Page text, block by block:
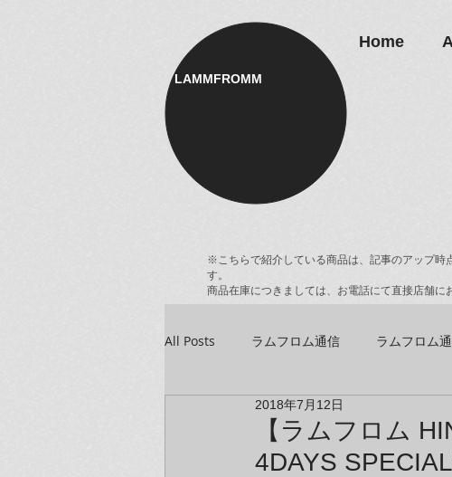
LAMMFROMM​
Home
※こちらで紹介している商品は、記事のアップ時
す。
商品在庫につきましては、お電話にて直接店舗に
All Posts ラムフロム通信 ラムフロム
アーティスト＆クリエイター紹介
【ラムフロム
4DAYS
2018年7月12日